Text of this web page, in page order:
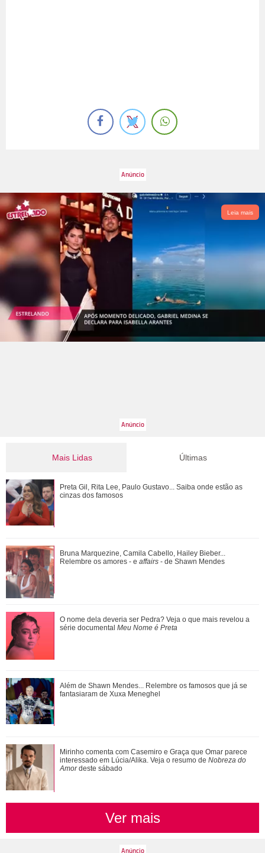
Leia mais
Mais Lidas
Preta Gil, Rita Lee, Paulo Gustavo... Saiba onde estão as
cinzas dos famosos
Agrado e Eduarda são prejudicadas pela proximidade com
João Raul. Saiba o que vai acontece...
Fernanda Torres cantando, Kaká tentando dar estrela...
Relembre os micos que famosos já pag...
Pedro comemora o estado de saúde de Bruna. Confira o
que vai rolar neste sábado em Quem Ama...
Veja tudo sobre a bariátrica e a evolução do corpo de Jojo
Todynho
Últimas
Preta Gil, Rita Lee, Paulo Gustavo... Saiba onde estão as
cinzas dos famosos
Bruna Marquezine, Camila Cabello, Hailey Bieber...
Relembre os amores - e affairs - de Shawn Mendes
O nome dela deveria ser Pedra? Veja o que mais revelou a
série documental Meu Nome é Preta
Além de Shawn Mendes... Relembre os famosos que já se
fantasiaram de Xuxa Meneghel
Mirinho comenta com Casemiro e Graça que Omar parece
interessado em Lúcia/Alika. Veja o resumo de Nobreza do
Amordeste sábado
Ver mais